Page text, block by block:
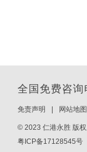
全国免费咨
免责声明 网站地图
© 2023 仁港永胜 版
粤ICP备17128545号